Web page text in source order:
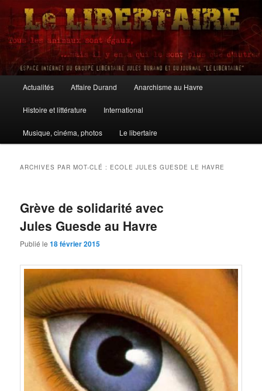
Aller
contenu
principal
Aller
contenu
secondaire
Le Libertaire
principal
Actualités Affaire Durand Anarchisme au Havre
Histoire et littérature International
Musique, cinéma, photos Le libertaire
ARCHIVES PAR MOT-CLÉ : ECOLE JULES GUESDE LE HAVRE
Grève de solidarité avec
Jules Guesde au Havre
Publié le18 février 2015